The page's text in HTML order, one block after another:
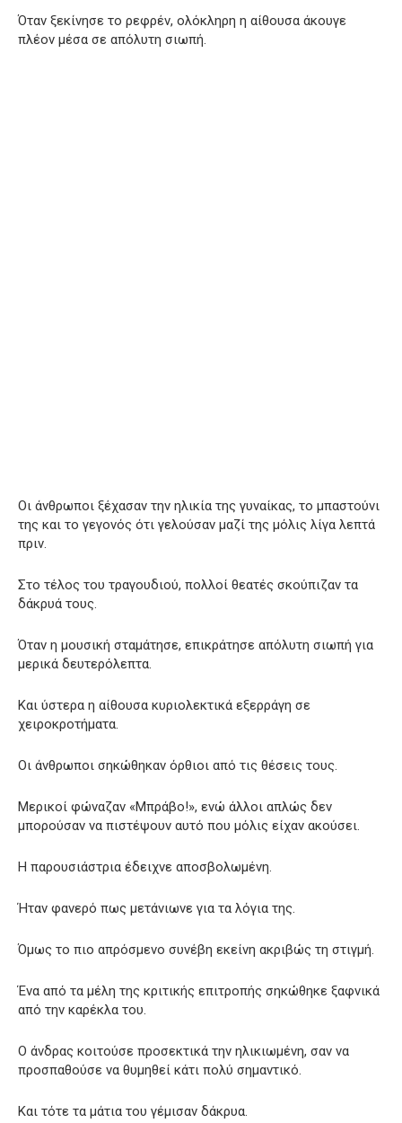
Όταν ξεκίνησε το ρεφρέν, ολόκληρη η αίθουσα άκουγε
πλέον μέσα σε απόλυτη σιωπή.
Οι άνθρωποι ξέχασαν την ηλικία της γυναίκας, το μπαστούνι
της και το γεγονός ότι γελούσαν μαζί της μόλις λίγα λεπτά
πριν.
Στο τέλος του τραγουδιού, πολλοί θεατές σκούπιζαν τα
δάκρυά τους.
Όταν η μουσική σταμάτησε, επικράτησε απόλυτη σιωπή για
μερικά δευτερόλεπτα.
Και ύστερα η αίθουσα κυριολεκτικά εξερράγη σε
χειροκροτήματα.
Οι άνθρωποι σηκώθηκαν όρθιοι από τις θέσεις τους.
Μερικοί φώναζαν «Μπράβο!», ενώ άλλοι απλώς δεν
μπορούσαν να πιστέψουν αυτό που μόλις είχαν ακούσει.
Η παρουσιάστρια έδειχνε αποσβολωμένη.
Ήταν φανερό πως μετάνιωνε για τα λόγια της.
Όμως το πιο απρόσμενο συνέβη εκείνη ακριβώς τη στιγμή.
Ένα από τα μέλη της κριτικής επιτροπής σηκώθηκε ξαφνικά
από την καρέκλα του.
Ο άνδρας κοιτούσε προσεκτικά την ηλικιωμένη, σαν να
προσπαθούσε να θυμηθεί κάτι πολύ σημαντικό.
Και τότε τα μάτια του γέμισαν δάκρυα.